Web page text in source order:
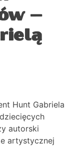
–
Hunt Gabriela
autorski
artystycznej